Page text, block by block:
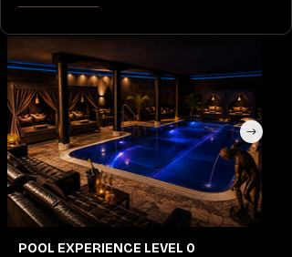
POOL EXPERIENCE LEVEL 0